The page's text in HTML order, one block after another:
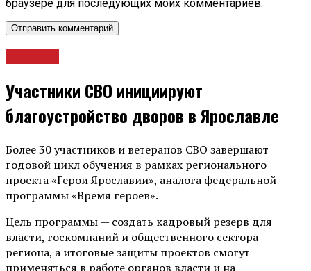
браузере для последующих моих комментариев.
Участники СВО инициируют
благоустройство дворов в Ярославле
Более 30 участников и ветеранов СВО завершают
годовой цикл обучения в рамках регионального
проекта «Герои Ярославии», аналога федеральной
программы «Время героев».
Цель программы — создать кадровый резерв для
власти, госкомпаний и общественного сектора
региона, а итоговые защиты проектов смогут
применяться в работе органов власти и на